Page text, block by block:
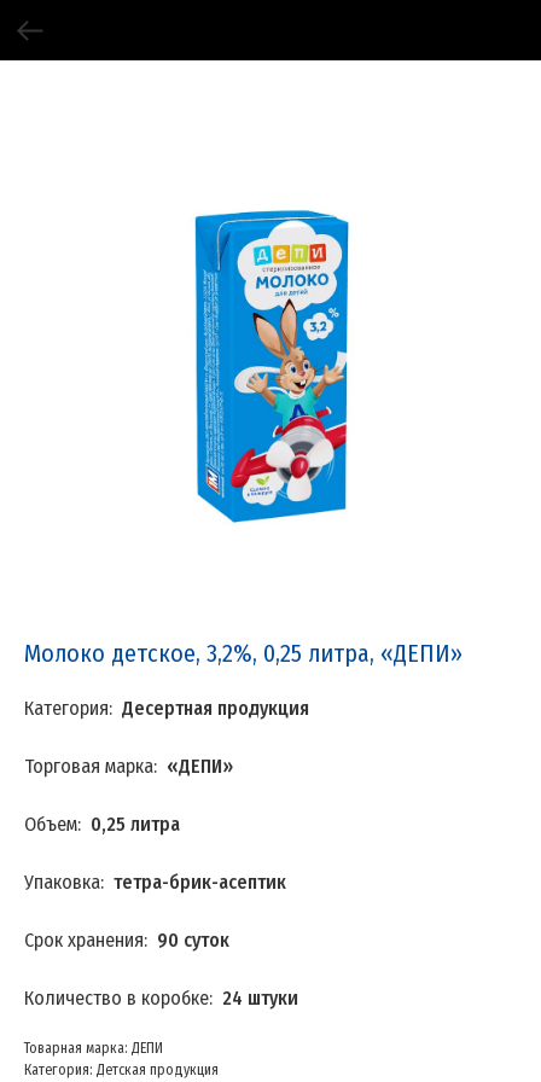
Молоко детское, 3,2%, 0,25 литра, «ДЕПИ»
Категория: Десертная продукция
Торговая марка: «ДЕПИ»
Объем: 0,25 литра
Упаковка: тетра-брик-асептик
Срок хранения: 90 суток
Количество в коробке: 24 штуки
Товарная марка: ДЕПИ
Категория: Детская продукция